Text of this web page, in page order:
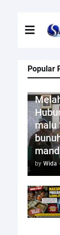
Popular
malu
by Wida -